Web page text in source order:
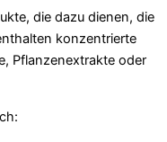
die dazu dienen, die
konzentrierte
Pflanzenextrakte oder